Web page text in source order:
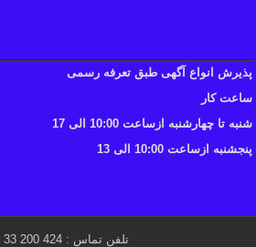
پذیرش انواع آگهی طبق تعرفه رسمی
ساعت کار
شنبه تا چهارشنبه ازساعت 10:00 الی 17
پنجشنبه ازساعت 10:00 الی 13
تلفن تماس : 424 200 33 - 021